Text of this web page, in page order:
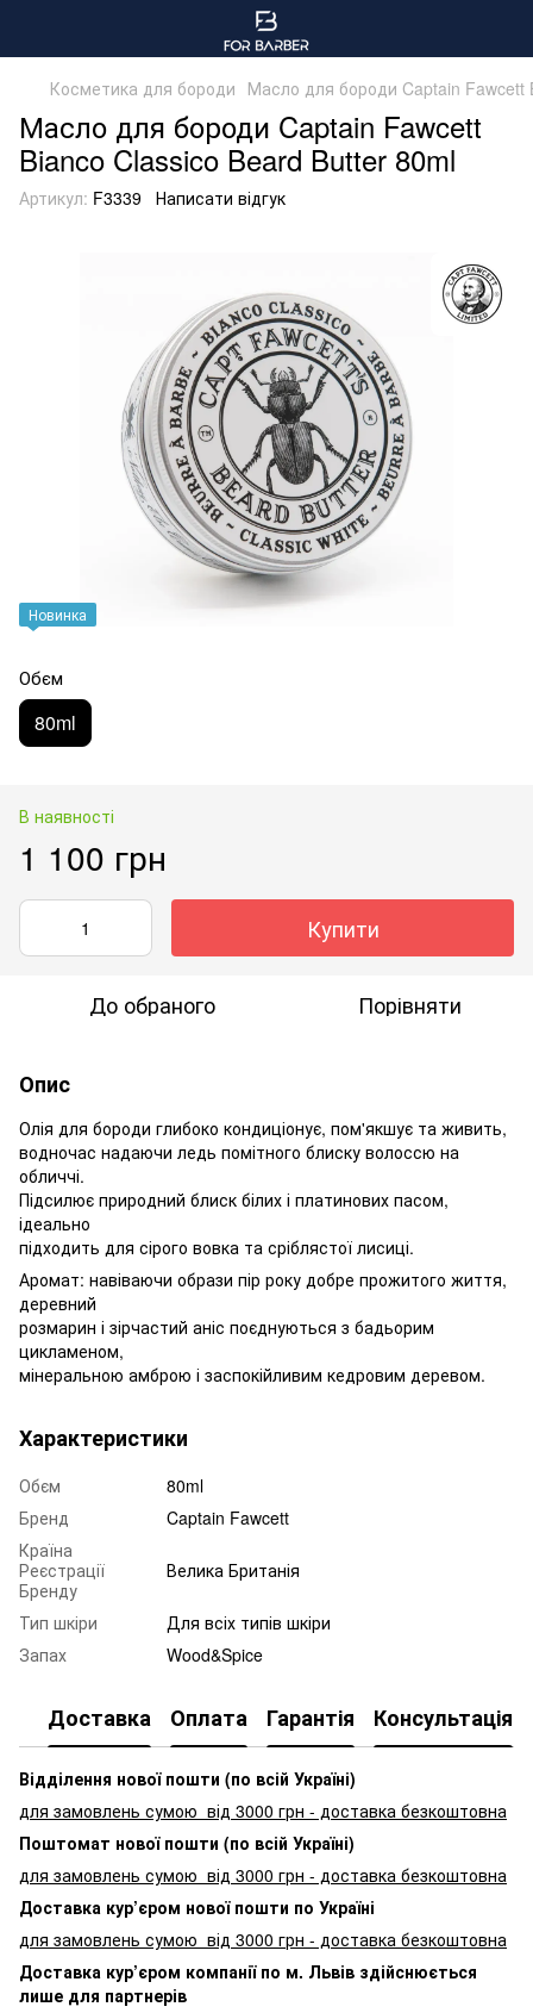
Косметика для бороди Масло для бороди Captain Fawcett
Масло для бороди Captain Fawcett
Bianco Classico Beard Butter 80ml
Артикул: F3339 Написати відгук
Новинка
Обєм
80ml
В наявності
1 100 грн
Купити
До обраного Порівняти
Опис
Олія для бороди глибоко кондиціонує, пом'якшує та живить,
водночас надаючи ледь помітного блиску волоссю на
обличчі.
Підсилює природний блиск білих і платинових пасом,
ідеально
підходить для сірого вовка та сріблястої лисиці.
Аромат: навіваючи образи пір року добре прожитого життя,
деревний
розмарин і зірчастий аніс поєднуються з бадьорим
цикламеном,
мінеральною амброю і заспокійливим кедровим деревом.
Характеристики
Обєм
80ml
Бренд
Captain Fawcett
Країна
Реєстрації
Бренду
Велика Британія
Тип шкіри
Для всіх типів шкіри
Запах
Wood&Spice
Доставка Оплата Гарантія Консультація
Відділення нової пошти (по всій Україні)
для замовлень сумою від 3000 грн - доставка безкоштовна
Поштомат нової пошти (по всій Україні)
для замовлень сумою від 3000 грн - доставка безкоштовна
Доставка кур’єром нової пошти по Україні
для замовлень сумою від 3000 грн - доставка безкоштовна
Доставка кур’єром компанії по м. Львів здійснюється
лише для партнерів